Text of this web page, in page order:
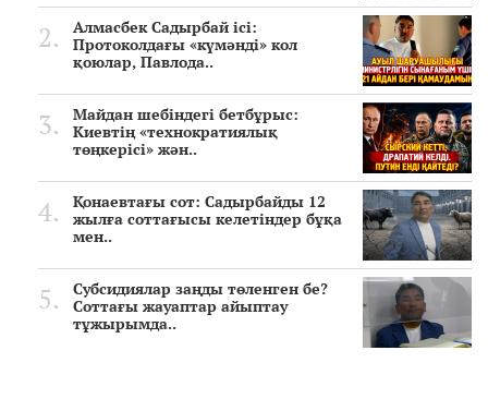
Алмасбек Садырбай ісі:
Протоколдағы «күмәнді» кол
қоюлар, Павлода..
Майдан шебіндегі бетбұрыс:
Киевтің «технократиялық
төңкерісі» жән..
Қонаевтағы сот: Садырбайды 12
жылға соттағысы келетіндер бұқа
мен..
Субсидиялар заңды төленген бе?
Соттағы жауаптар айыптау
тұжырымда..